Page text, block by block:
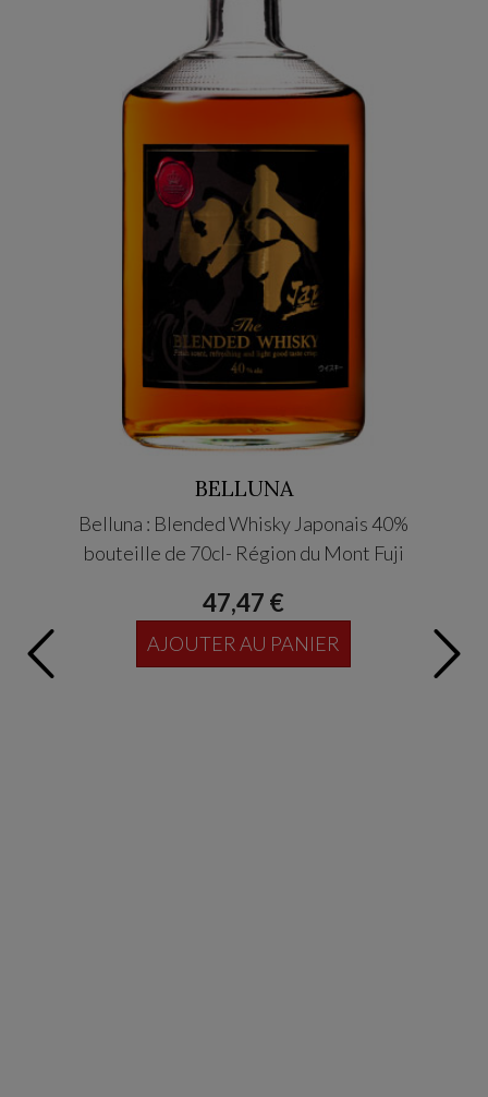
BELLUNA
Belluna : Blended Whisky Japonais 40%
bouteille de 70cl- Région du Mont Fuji
47,47 €
AJOUTER AU PANIER